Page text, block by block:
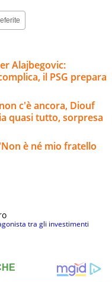
Alajbegovic:
il PSG prepara
c'è ancora, Diouf
quasi tutto, sorpresa
è né mio fratello
tra gli investimenti